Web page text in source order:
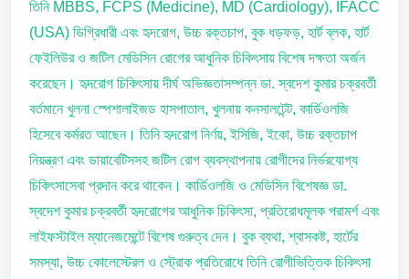
তিনি MBBS, FCPS (Medicine), MD (Cardiology), IFACC
(USA) ডিগ্রিধারী এবং হৃদরোগ, উচ্চ রক্তচাপ, বুক ধড়ফড়, হার্ট ব্লক, হার্ট
ফেইলিউর ও জটিল মেডিসিন রোগের আধুনিক চিকিৎসায় বিশেষ দক্ষতা অর্জন
করেছেন। হৃদরোগ চিকিৎসায় দীর্ঘ অভিজ্ঞতাসম্পন্ন ডা. স্বদেশ কুমার চক্রবর্তী
বর্তমানে খুলনা স্পেশালাইজড হাসপাতাল, খুলনায় কনসালটেন্ট, কার্ডিওলজি
হিসেবে কর্মরত আছেন। তিনি হৃদরোগ নির্ণয়, ইসিজি, ইকো, উচ্চ রক্তচাপ
নিয়ন্ত্রণ এবং ডায়াবেটিসসহ জটিল রোগ ব্যবস্থাপনায় রোগীদের নির্ভরযোগ্য
চিকিৎসাসেবা প্রদান করে থাকেন। কার্ডিওলজি ও মেডিসিন বিশেষজ্ঞ ডা.
স্বদেশ কুমার চক্রবর্তী হৃদরোগের আধুনিক চিকিৎসা, প্রতিরোধমূলক পরামর্শ এবং
লাইফস্টাইল ম্যানেজমেন্টে বিশেষ গুরুত্ব দেন। বুক ব্যথা, শ্বাসকষ্ট, হার্টের
সমস্যা, উচ্চ কোলেস্টেরল ও স্ট্রোক প্রতিরোধে তিনি রোগীভিত্তিক চিকিৎসা